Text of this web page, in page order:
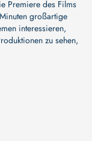
Premiere des Films
großartige
interessieren,
zu sehen,